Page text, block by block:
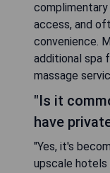
access, and
convenience.
additional spa
massage
"Is it
have
"Yes, it's
upscale